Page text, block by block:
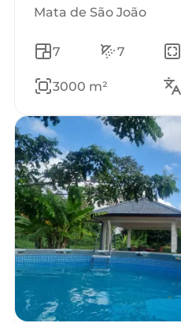
Mata de São João
7 7
3000 m²